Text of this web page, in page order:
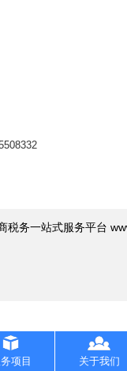
税务一站式服务平台
项目 关于我们